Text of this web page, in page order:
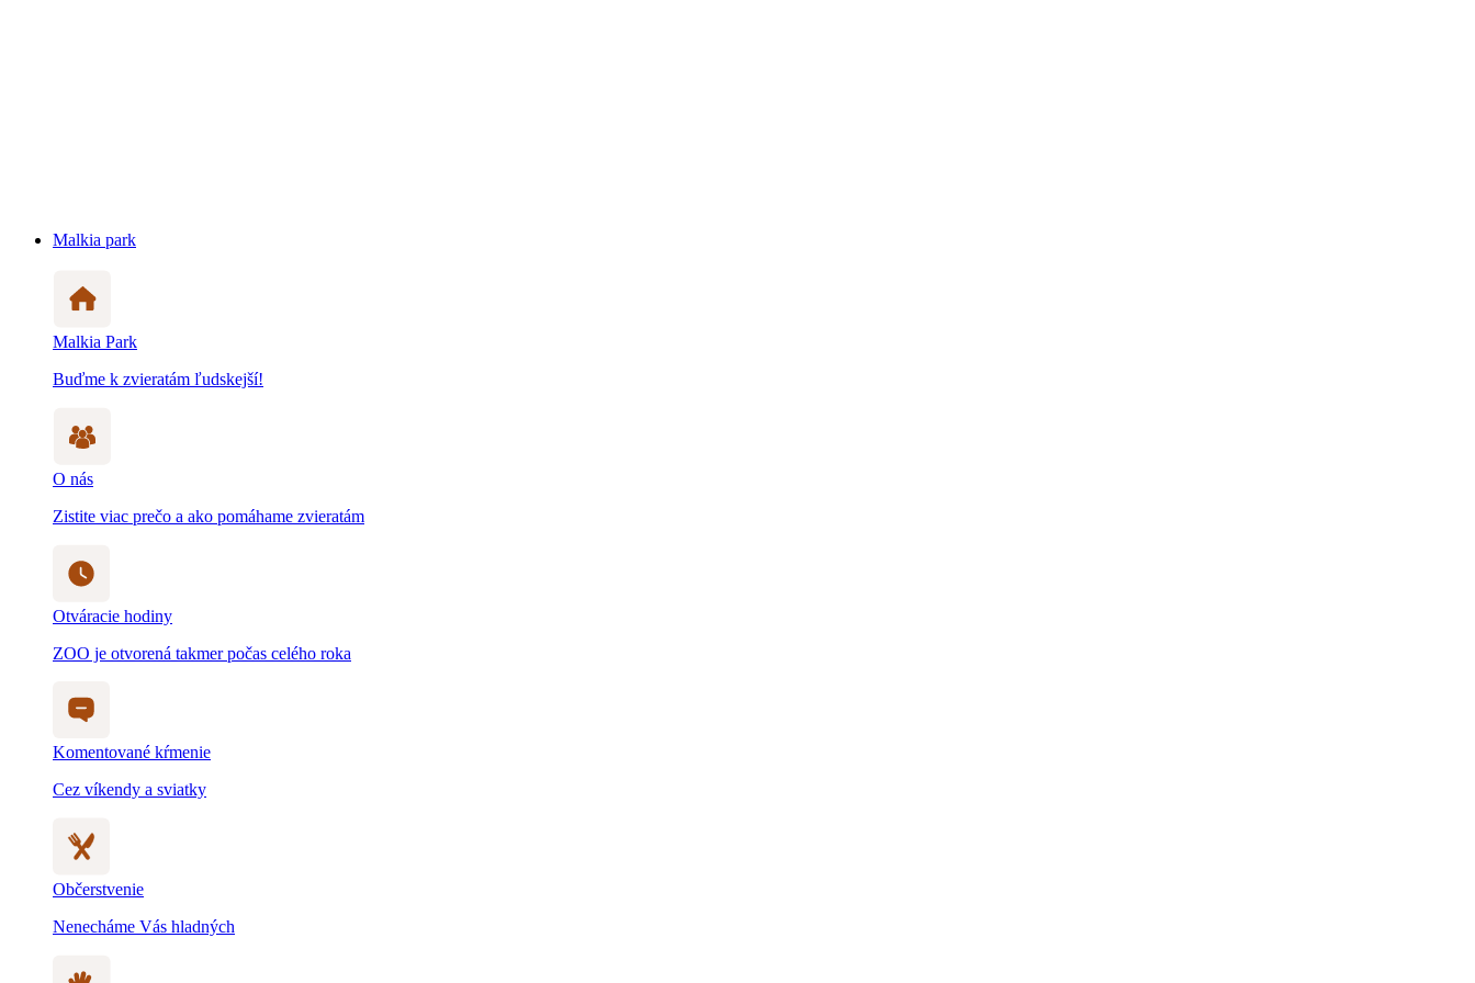
O nás
Zistite viac prečo a ako pomáhame zvieratám
Otváracie hodiny
ZOO je otvorená takmer počas celého roka
Komentované kŕmenie
Cez víkendy a sviatky
Občerstvenie
Nenecháme Vás hladných
Detský svet
Myslíme na všetkých, aj na tých najmenších
Blog a novinky